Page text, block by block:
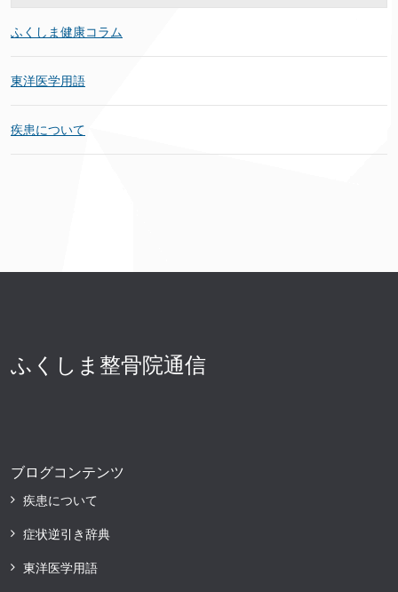
ふくしま健康コラム
東洋医学用語
疾患について
ふくしま整骨院通信
ブログコンテンツ
疾患について
症状逆引き辞典
東洋医学用語